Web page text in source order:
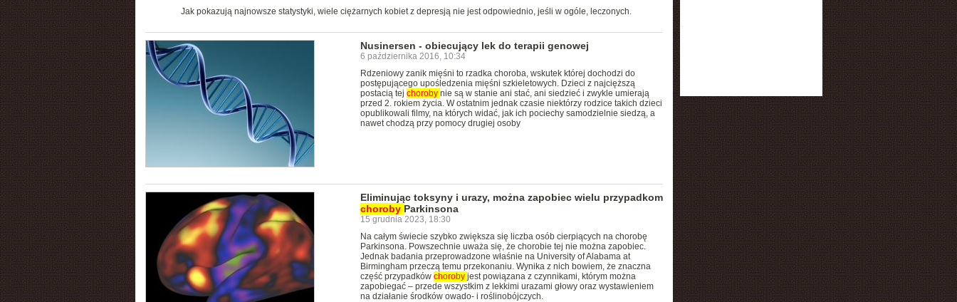
Jak pokazują najnowsze statystyki, wiele ciężarnych kobiet z depresją nie jest odpowiednio, jeśli w ogóle, leczonych.
Nusinersen - obiecujący lek do terapii genowej
6 października 2016, 10:34
Rdzeniowy zanik mięśni to rzadka choroba, wskutek której dochodzi do
postępującego upośledzenia mięśni szkieletowych. Dzieci z najcięższą
postacią tej choroby nie są w stanie ani stać, ani siedzieć i zwykle umierają
przed 2. rokiem życia. W ostatnim jednak czasie niektórzy rodzice takich dzieci
opublikowali filmy, na których widać, jak ich pociechy samodzielnie siedzą, a
nawet chodzą przy pomocy drugiej osoby
Eliminując toksyny i urazy, można zapobiec wielu przypadkom
choroby Parkinsona
15 grudnia 2023, 18:30
Na całym świecie szybko zwiększa się liczba osób cierpiących na chorobę
Parkinsona. Powszechnie uważa się, że chorobie tej nie można zapobiec.
Jednak badania przeprowadzone właśnie na University of Alabama at
Birmingham przeczą temu przekonaniu. Wynika z nich bowiem, że znaczna
część przypadków choroby jest powiązana z czynnikami, którym można
zapobiegać – przede wszystkim z lekkimi urazami głowy oraz wystawieniem
na działanie środków owado- i roślinobójczych.